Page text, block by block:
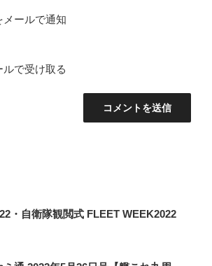
メールで通知
で受け取る
・自衛隊観閲式 FLEET WEEK2022